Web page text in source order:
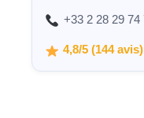
+33 2 28 29 74
4,8/5 (144 avis)